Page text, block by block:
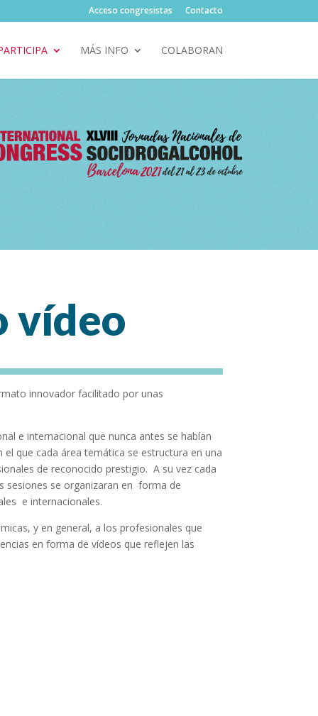
Acceso congresistas Contacto
MÁS INFO COLABORAN
vídeo
innovador facilitado por unas
e internacional que nunca antes se habían
que cada área temática se estructura en una
de reconocido prestigio. A su vez cada
sesiones se organizaran en forma de
e internacionales.
y en general, a los profesionales que
en forma de vídeos que reflejen las